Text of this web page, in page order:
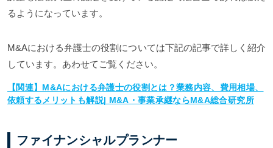
るようになっています。
M&Aにおける弁護士の役割については下記の記事で詳しく紹介
しています。あわせてご覧ください。
【関連】M&Aにおける弁護士の役割とは？業務内容、費用相場、
依頼するメリットも解説| M&A・事業承継ならM&A総合研究所
ファイナンシャルプランナー